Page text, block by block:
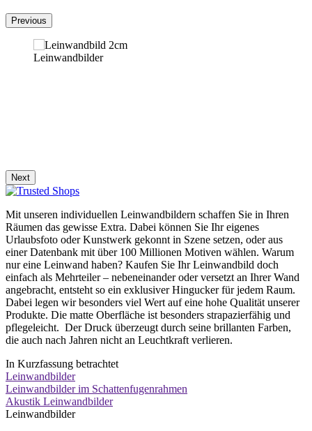
Previous
Leinwandbilder
Next
Mit unseren individuellen Leinwandbildern schaffen Sie in Ihren
Räumen das gewisse Extra. Dabei können Sie Ihr eigenes
Urlaubsfoto oder Kunstwerk gekonnt in Szene setzen, oder aus
einer Datenbank mit über 100 Millionen Motiven wählen. Warum
nur eine Leinwand haben? Kaufen Sie Ihr Leinwandbild doch
einfach als Mehrteiler – nebeneinander oder versetzt an Ihrer Wand
angebracht, entsteht so ein exklusiver Hingucker für jedem Raum.
Dabei legen wir besonders viel Wert auf eine hohe Qualität unserer
Produkte. Die matte Oberfläche ist besonders strapazierfähig und
pflegeleicht. Der Druck überzeugt durch seine brillanten Farben,
die auch nach Jahren nicht an Leuchtkraft verlieren.
In Kurzfassung betrachtet
Leinwandbilder
Leinwandbilder im Schattenfugenrahmen
Akustik Leinwandbilder
Leinwandbilder